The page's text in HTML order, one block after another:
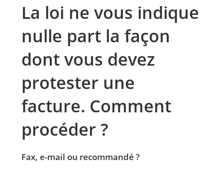
La loi ne vous indique
nulle part la façon
dont vous devez
protester une
facture. Comment
procéder ?
Fax, e-mail ou recommandé ?